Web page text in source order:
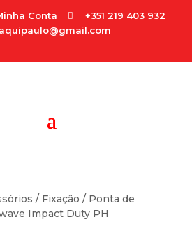
Conta  +351 219 403 932
/ Fixação / Ponta de
Impact Duty PH